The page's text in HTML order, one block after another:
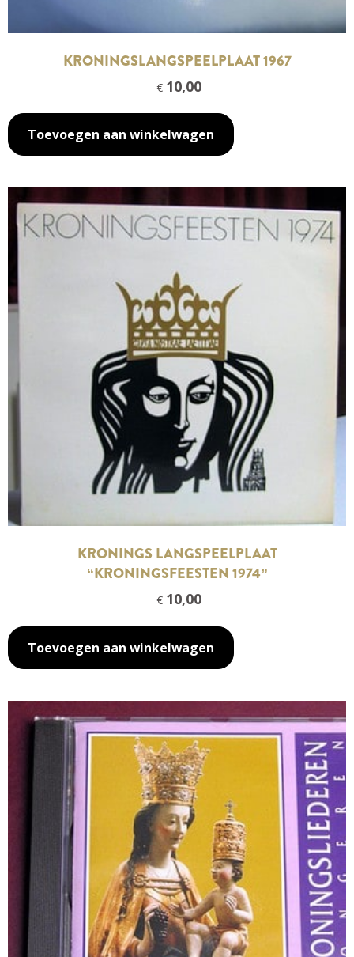
KRONINGSLANGSPEELPLAAT 1967
€ 10,00
Toevoegen aan winkelwagen
KRONINGS LANGSPEELPLAAT
“KRONINGSFEESTEN 1974”
€ 10,00
Toevoegen aan winkelwagen